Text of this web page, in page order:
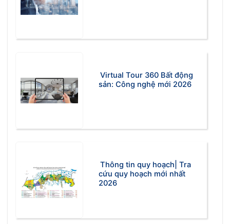
Virtual Tour 360 Bất động
sản: Công nghệ mới 2026
Thông tin quy hoạch| Tra
cứu quy hoạch mới nhất
2026